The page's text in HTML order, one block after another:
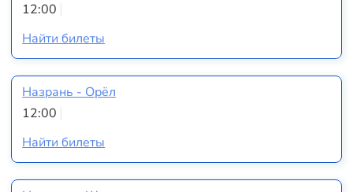
12:00
Найти билеты
Назрань - Орёл
12:00
Найти билеты